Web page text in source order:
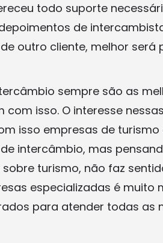
todo suporte
de
outro cliente, melhor será
sempre são as
isso. O interesse
isso empresas de
intercâmbio, mas
turismo, não faz
especializadas é muito
para atender todas as